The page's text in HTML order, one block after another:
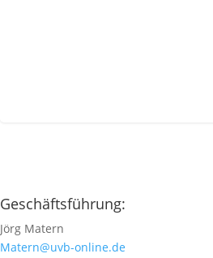
Geschäftsführung:
Jörg Matern
Matern@uvb-online.de